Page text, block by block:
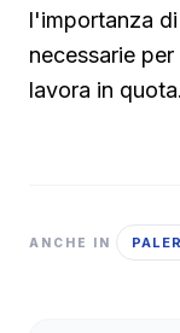
l'importanza
necessarie
lavora in quota.
ANCHE IN